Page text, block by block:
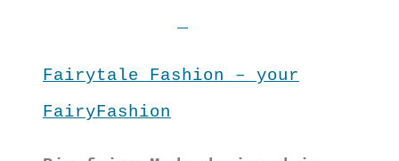
Fairytale Fashion – your
FairyFashion